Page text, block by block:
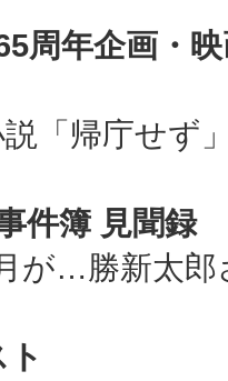
周年企画・
「帰庁せず
件簿 見聞録
が…勝新太郎